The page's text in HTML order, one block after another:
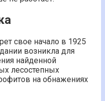
свое начало в 1925
возникла для
найденной
лесостепных
на обнажениях